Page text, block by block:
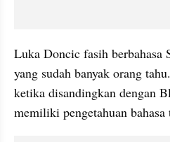
Luka Doncic fasih berbahasa
yang sudah banyak orang
ketika disandingkan dengan
memiliki pengetahuan bahasa